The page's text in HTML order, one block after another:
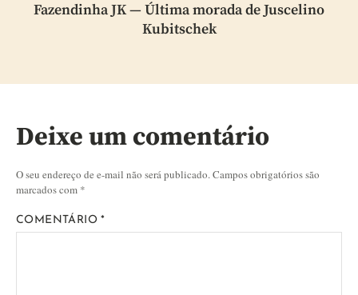
Fazendinha JK — Última morada de Juscelino
Kubitschek
Deixe um comentário
O seu endereço de e-mail não será publicado.Campos obrigatórios são
marcados com *
COMENTÁRIO*